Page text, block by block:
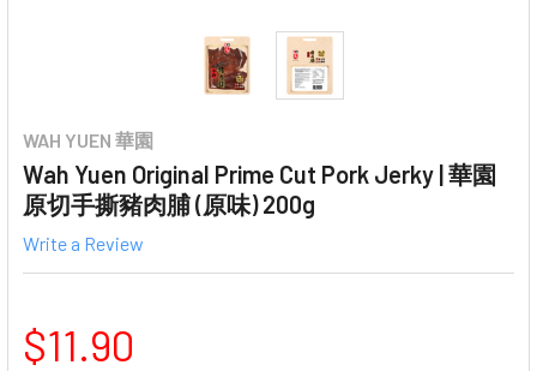
WAH YUEN 華園
Wah Yuen Original Prime Cut Pork Jerky | 華園
原切手撕豬肉脯 (原味) 200g
Write a Review
$11.90